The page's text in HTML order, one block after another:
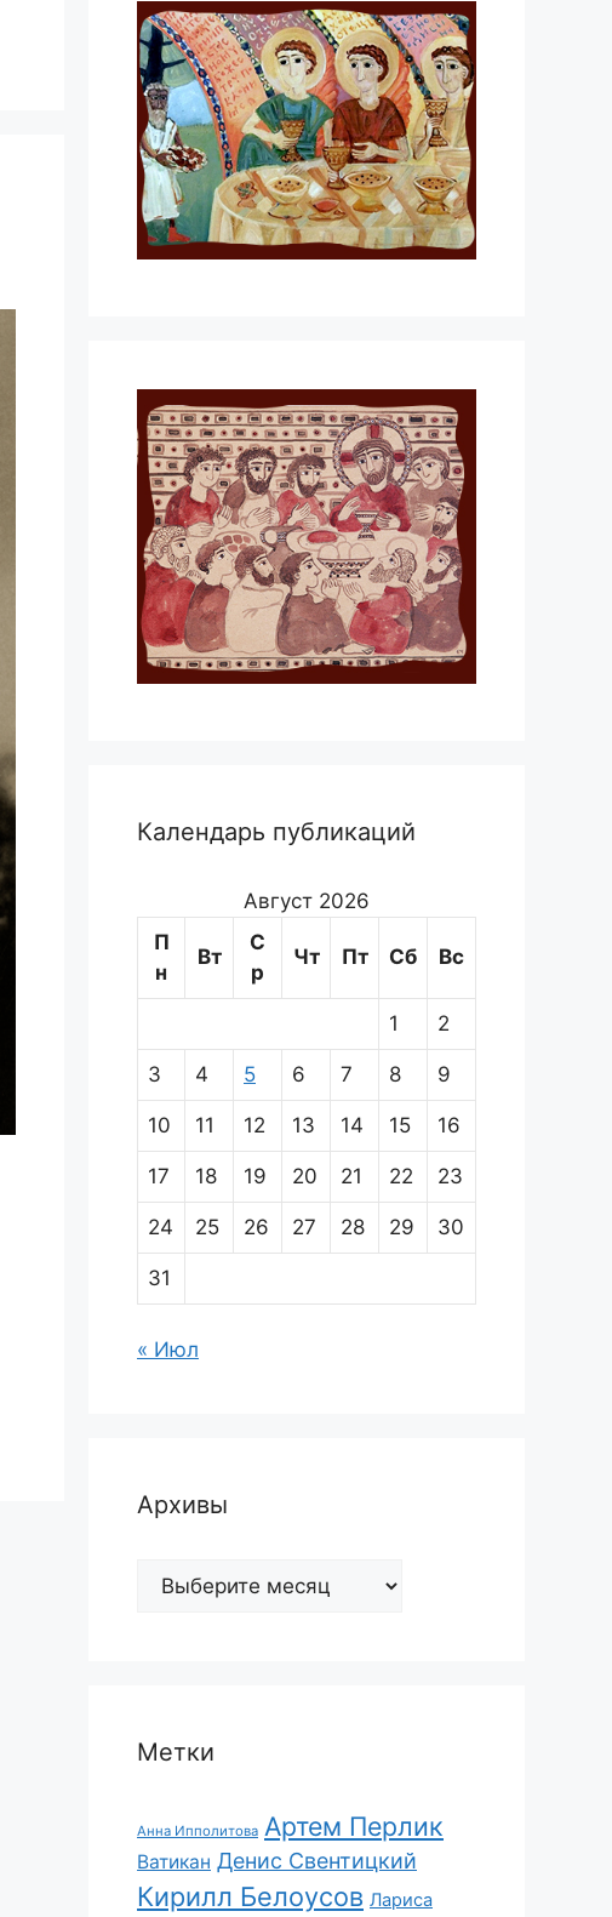
Календарь публикаций
Август 2026
П
н
Вт
С
р
Чт Пт Сб Вс
1 2
3 4 5 6 7 8 9
10 11 12 13 14 15 16
17 18 19 20 21 22 23
24 25 26 27 28 29 30
31
« Июл
Архивы
Архивы
Метки
Анна Ипполитова Артем Перлик
Ватикан Денис Свентицкий
Кирилл Белоусов Лариса